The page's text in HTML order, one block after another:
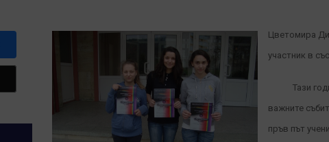
Цветомира
участник в
Тази
важните
пръв път